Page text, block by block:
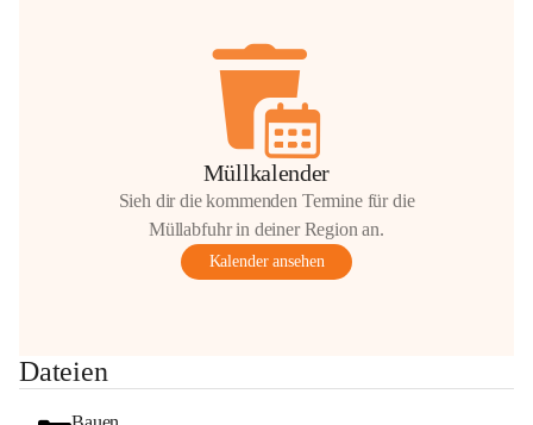
anrainer-service@omv.com
Bei Fragen, Anliegen oder Beschwerden.
Die OMV wird im Zuge von
Müllkalender
Sieh dir die kommenden Termine für die
Müllabfuhr in deiner Region an.
Kalender ansehen
Dateien